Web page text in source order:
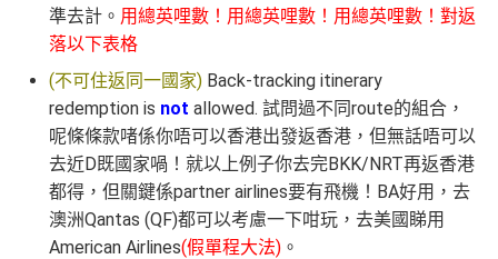
準去計。 用總英哩數！用總英哩數！用總英哩數！對返
落以下表格
(不可住返同一國家) Back-tracking itinerary
redemption is not allowed. 試問過不同route的組合，
呢條條款啫係你唔可以香港出發返香港，但無話唔可以
去近D既國家喎！就以上例子你去完BKK/NRT再返香港
都得，但關鍵係partner airlines要有飛機！BA好用，去
澳洲Qantas (QF)都可以考慮一下咁玩，去美國睇用
American Airlines(假單程大法) 。